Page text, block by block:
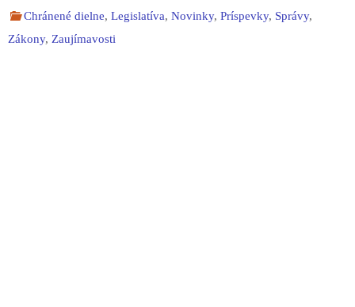
Chránené dielne,Legislatíva,Novinky,Príspevky, Správy,
Zákony, Zaujímavosti